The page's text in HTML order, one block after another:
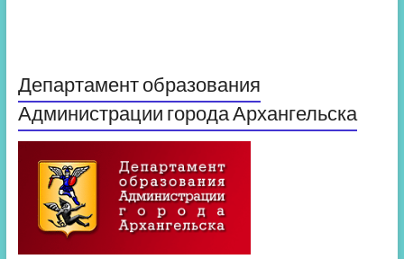
Департамент образования
Администрации города Архангельска